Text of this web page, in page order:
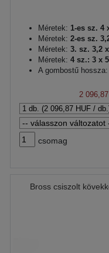
Méretek: 1-es sz. 4
Méretek: 2-es sz.
Méretek: 3. sz. 3,2
Méretek: 4 sz.: 3 x
A gombostű hossza:
2
csomag
Bross csiszolt